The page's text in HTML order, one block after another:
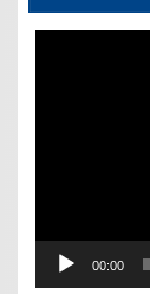
Video-
00:00